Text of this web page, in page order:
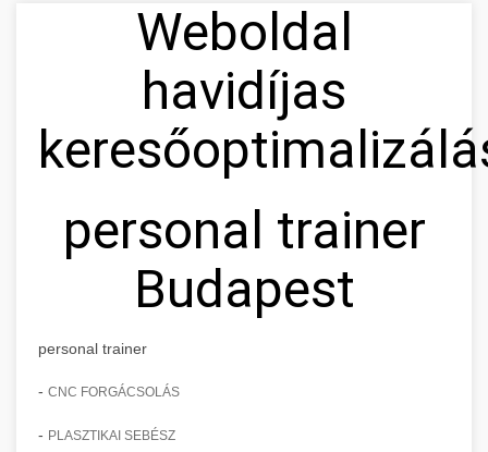
Weboldal
havidíjas
personal trainer
Budapest
personal trainer
- CNC FORGÁCSOLÁS
- PLASZTIKAI SEBÉSZ